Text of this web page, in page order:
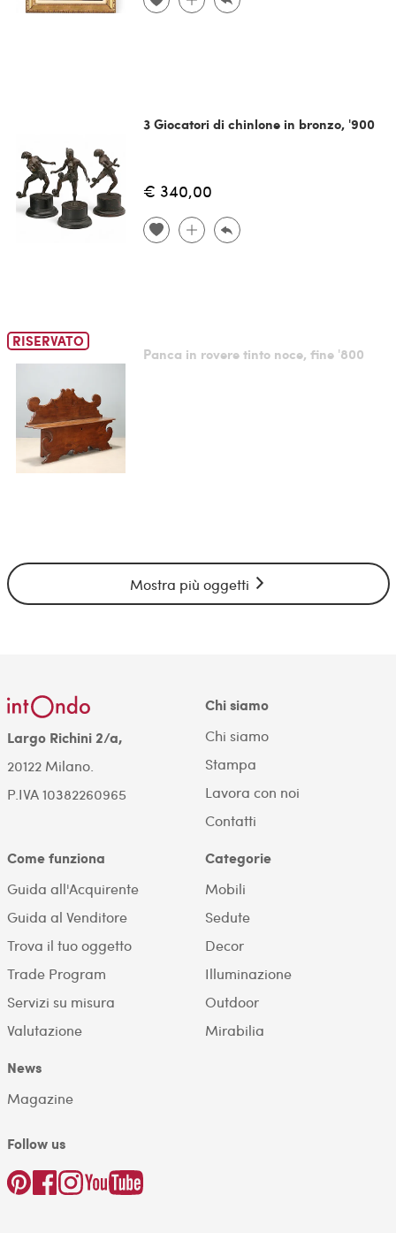
3 Giocatori di chinlone in bronzo, '900
€ 340,00
RISERVATO
Panca in rovere tinto noce, fine '800
Mostra più oggetti
Largo Richini 2/a,
20122 Milano.
P.IVA 10382260965
Chi siamo
Chi siamo
Stampa
Lavora con noi
Contatti
Come funziona
Guida all'Acquirente
Guida al Venditore
Trova il tuo oggetto
Trade Program
Servizi su misura
Valutazione
Categorie
Mobili
Sedute
Decor
Illuminazione
Outdoor
Mirabilia
News
Magazine
Follow us